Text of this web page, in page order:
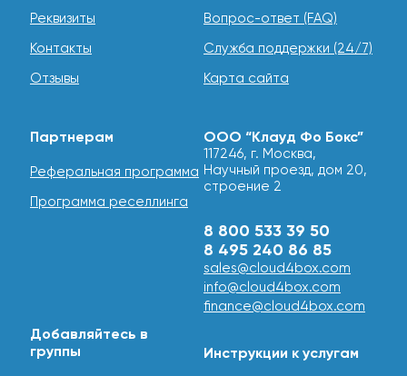
Реквизиты
Контакты
Отзывы
Вопрос-ответ (FAQ)
Служба поддержки (24/7)
Карта сайта
Партнерам
Реферальная программа
Программа реселлинга
Добавляйтесь в
группы
ООО “Клауд Фо Бокс”
117246, г. Москва,
Научный проезд, дом 20,
строение 2
8 800 533 39 50
8 495 240 86 85
sales@cloud4box.com
info@cloud4box.com
finance@cloud4box.com
Инструкции к услугам